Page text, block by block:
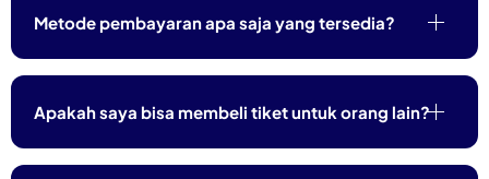
Metode pembayaran apa saja yang tersedia?
Apakah saya bisa membeli tiket untuk orang lain?